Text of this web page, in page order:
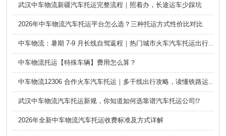
武汉中车物流新疆汽车托运完整流程｜照着办，长途运车少踩坑
2026年中车物流汽车托运平台怎么选？三种托运方式性价比对比
中车物流：暑期 7-9 月长线自驾返程｜热门城市火车汽车托运出行全攻略
中车物流托运【特殊车辆】费用怎么算？
中车物流12306 合作火车汽车托运｜多干线出行攻略，读懂铁路运车的优势与避坑要点
武汉中车物流汽车托运新规，你知道如何选靠谱汽车托运公司⁉️
2026年全新中车物流汽车托运收费标准及方式详解